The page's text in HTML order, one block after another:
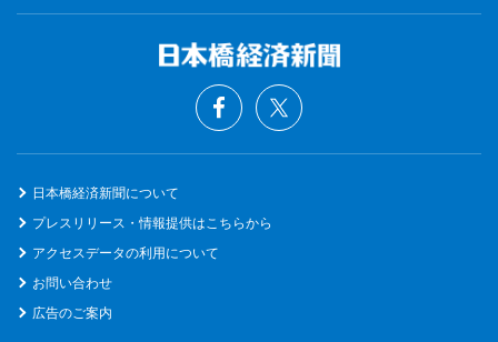
日本橋経済新聞について
プレスリリース・情報提供はこちらから
アクセスデータの利用について
お問い合わせ
広告のご案内